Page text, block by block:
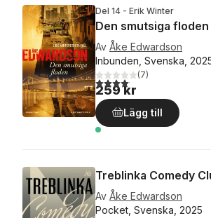
Del 14 - Erik Winter
Den smutsiga floden
Av Åke Edwardson
Inbunden, Svenska,
4,1utav 5 stjärnor. Totalt
(7)
259 kr
Lägg till
Treblinka Comedy
Av Åke Edwardson
Pocket, Svenska, 2025